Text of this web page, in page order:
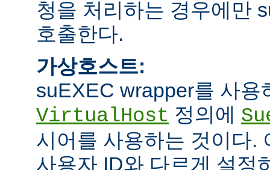
청을 처리하는 경우에만
호출한다.
가상호스트:
suEXEC wrapper를 사용
VirtualHost 정의에
시어를 사용하는 것이다.
사용자 ID와 다르게 설정